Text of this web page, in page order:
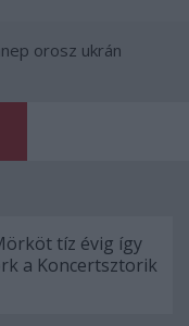
orosz ukrán
tíz évig így
a Koncertsztorik